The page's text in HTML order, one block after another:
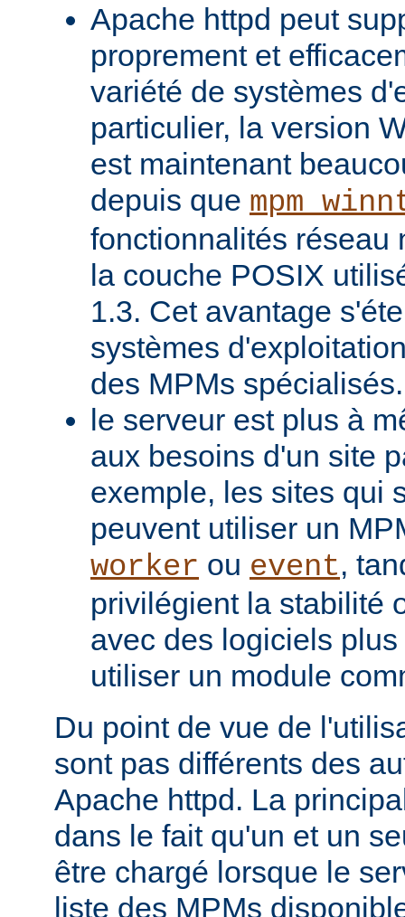
Apache httpd peut
proprement et
variété de systèmes
particulier, la version
est maintenant
depuis que
fonctionnalités réseau
la couche POSIX
1.3. Cet avantage
systèmes
des MPMs spécialisés.
le serveur est plus à
aux besoins d'un site
exemple, les sites qui
peuvent utiliser un
worker ou event,
privilégient la stabilité
avec des logiciels
utiliser un module
Du point de vue de
sont pas différents des
Apache httpd. La
dans le fait qu'un et un
être chargé lorsque le
liste des MPMs